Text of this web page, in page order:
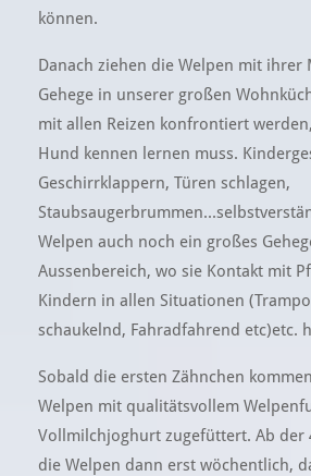
können.
Danach ziehen die Welpen mit ihrer
Gehege in unserer großen
mit allen Reizen konfrontiert
Hund kennen lernen muss.
Geschirrklappern, Türen schlagen,
Welpen auch noch ein großes
Aussenbereich, wo sie Kontakt mit
Kindern in allen Situationen
schaukelnd, Fahradfahrend etc)etc.
Sobald die ersten Zähnchen
Welpen mit qualitätsvollem
Vollmilchjoghurt zugefüttert. Ab der
die Welpen dann erst wöchentlich,